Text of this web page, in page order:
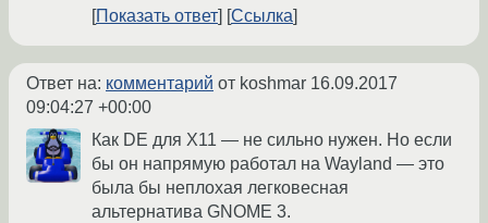
Показать ответ
Ссылка
Ответ на: комментарий от koshmar 16.09.2017
09:04:27 +00:00
Как DE для X11 — не сильно нужен. Но если
бы он напрямую работал на Wayland — это
была бы неплохая легковесная
альтернатива GNOME 3.